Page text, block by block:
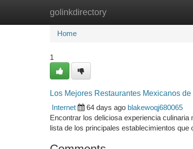
golinkdirectory
Home New Site Listings
Home
1
Los Mejores Restaurantes Mexicanos
Internet
64 days ago blakewoqj680065
Encontrar los deliciosa experiencia
lista de los principales establecimientos